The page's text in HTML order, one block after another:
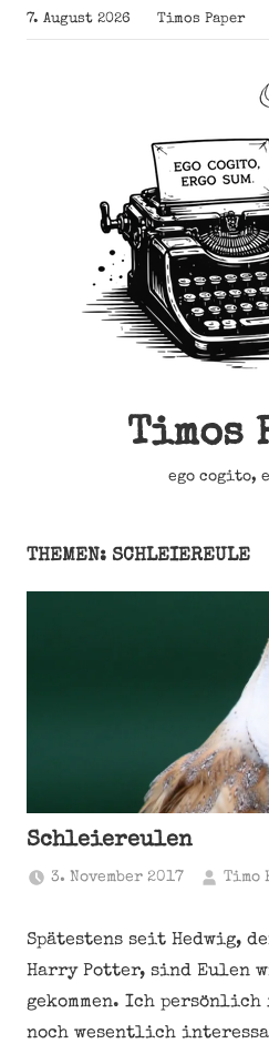
Zum
Inhalt
7. August 2026 Timos Paper
Timos
ego cogito,
THEMEN: SCHLEIEREULE
Schleiereulen
3. November 2017 Timo
Spätestens seit Hedwig,
Harry Potter, sind Eulen
gekommen. Ich
noch wesentlich